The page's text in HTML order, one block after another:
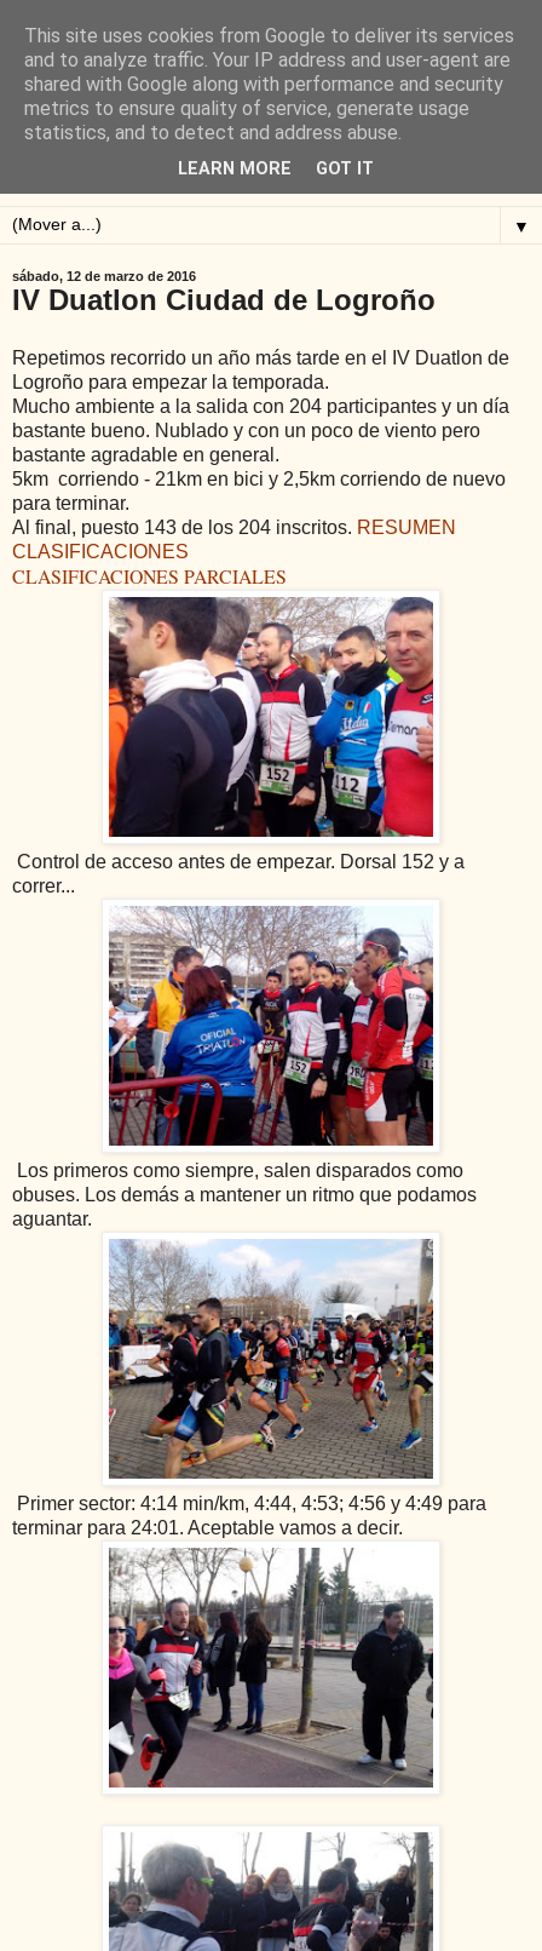
Blog de Alejandro San
Vicente
Blog sobre ciclismo: perfiles y altimetrías.
▼
sábado, 12 de marzo de 2016
IV Duatlon Ciudad de Logroño
Repetimos recorrido un año más tarde en el IV Duatlon de
Logroño para empezar la temporada.
Mucho ambiente a la salida con 204 participantes y un día
bastante bueno. Nublado y con un poco de viento pero
bastante agradable en general.
5km corriendo - 21km en bici y 2,5km corriendo de nuevo
para terminar.
Al final, puesto 143 de los 204 inscritos. RESUMEN
CLASIFICACIONES
CLASIFICACIONES PARCIALES
Control de acceso antes de empezar. Dorsal 152 y a
correr...
Los primeros como siempre, salen disparados como
obuses. Los demás a mantener un ritmo que podamos
aguantar.
Primer sector: 4:14 min/km, 4:44, 4:53; 4:56 y 4:49 para
terminar para 24:01. Aceptable vamos a decir.
This site uses cookies from Google to deliver its services
and to analyze traffic. Your IP address and user-agent are
shared with Google along with performance and security
metrics to ensure quality of service, generate usage
statistics, and to detect and address abuse.
LEARN MORE GOT IT